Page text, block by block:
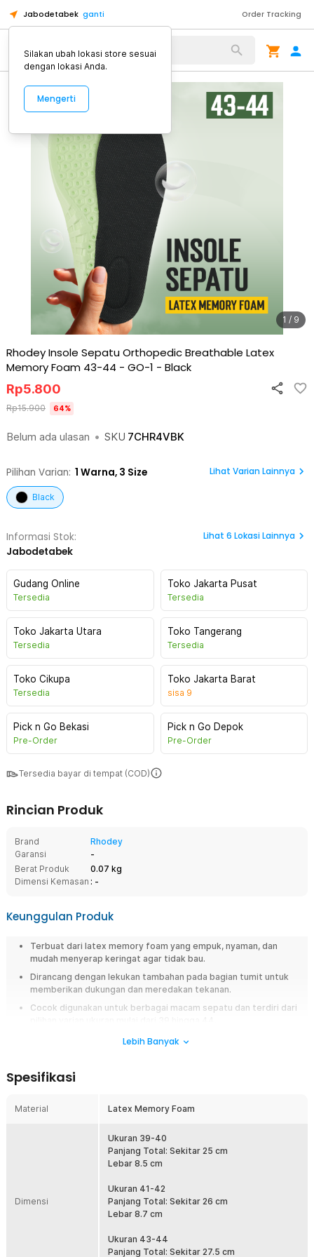
Jabodetabek ganti Order Tracking
Alat Kopi
1 / 9
Rhodey Insole Sepatu Orthopedic Breathable Latex
Memory Foam 43-44 - GO-1 - Black
Belum ada ulasan • SKU 7CHR4VBK
Rp5.800
Rp15.900 64%
Pilihan Varian: 1 Warna, 3 Size Lihat Varian Lainnya
Black
Informasi Stok:
Jabodetabek
Lihat 6 Lokasi Lainnya
Gudang Online
Tersedia
Toko Jakarta Pusat
Tersedia
Toko Jakarta Utara
Tersedia
Toko Tangerang
Tersedia
Toko Cikupa
Tersedia
Toko Jakarta Barat
sisa 9
Pick n Go Bekasi
Pre-Order
Pick n Go Depok
Pre-Order
Tersedia bayar di tempat (COD)
Rincian Produk
Brand
Rhodey
Garansi
-
Berat Produk
0.07 kg
Dimensi Kemasan : -
Keunggulan Produk
Terbuat dari latex memory foam yang empuk, nyaman, dan
mudah menyerap keringat agar tidak bau.
Dirancang dengan lekukan tambahan pada bagian tumit untuk
memberikan dukungan dan meredakan tekanan.
Cocok digunakan untuk berbagai macam sepatu dan terdiri dari
memakai sepatu seharian? Saatnya gunakan insole sepatu orthopedic
empuk serta desain breathable untuk membantu meningkatkan
Menggunakan material latex memory foam yang lembut sehingga
memberikan bantalan nyaman pada telapak kaki. Material ini
lebih stabil dan nyaman. Sensasi empuk membantu mengurangi
rasa lelah saat digunakan untuk berjalan, berlari, maupun berdiri
Lebih Banyak
Spesifikasi
Material Latex Memory Foam
Dimensi
Ukuran 39-40
Panjang Total: Sekitar 25 cm
Lebar 8.5 cm
Ukuran 41-42
Panjang Total: Sekitar 26 cm
Lebar 8.7 cm
Ukuran 43-44
Panjang Total: Sekitar 27.5 cm
Silakan ubah lokasi store sesuai
dengan lokasi Anda.
Mengerti